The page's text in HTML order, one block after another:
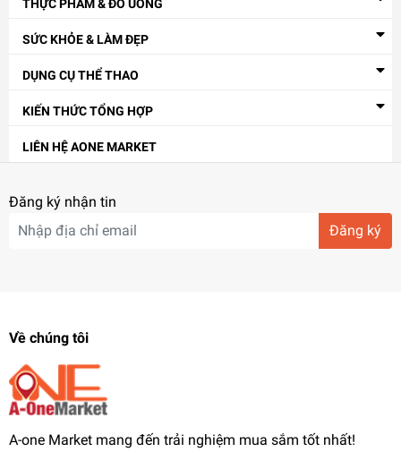
THỰC PHẨM & ĐỒ UỐNG
SỨC KHỎE & LÀM ĐẸP
DỤNG CỤ THỂ THAO
KIẾN THỨC TỔNG HỢP
LIÊN HỆ AONE MARKET
Đăng ký nhận tin
Đăng ký
Về chúng tôi
A-one Market mang đến trải nghiệm mua sắm tốt nhất!